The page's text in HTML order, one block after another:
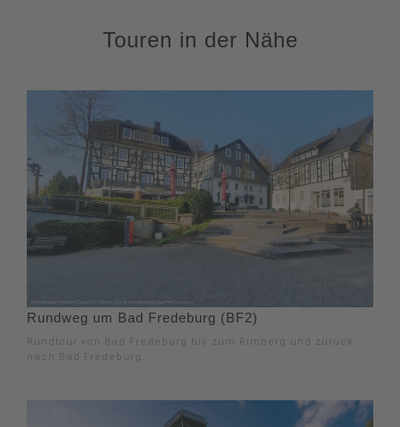
Touren in der Nähe
Rundweg um Bad Fredeburg (BF2)
Rundtour von Bad Fredeburg bis zum Rimberg und zurück
nach Bad Fredeburg.